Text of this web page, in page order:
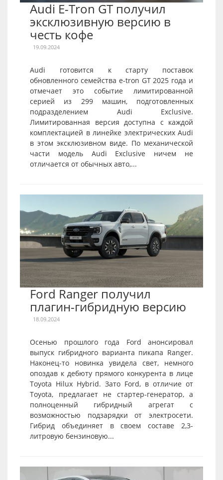
Audi E-Tron GT получил
эксклюзивную версию в
честь кофе
19.09.2024
Audi готовится к старту поставок
обновленного семейства e-tron GT 2025 года и
отмечает это событие лимитированной
серией из 299 машин, подготовленных
подразделением Audi Exclusive.
Лимитированная версия доступна с каждой
комплектацией в линейке электрических Audi
в этом эксклюзивном виде. По механической
части модель Audi Exclusive ничем не
отличается от обычных авто,...
Ford Ranger получил
плагин-гибридную версию
18.09.2024
Осенью прошлого года Ford анонсировал
выпуск гибридного варианта пикапа Ranger.
Наконец-то новинка увидела свет, немного
опоздав к дебюту прямого конкурента в лице
Toyota Hilux Hybrid. Зато Ford, в отличие от
Toyota, предлагает не стартер-генератор, а
полноценный гибридный агрегат с
возможностью подзарядки от электросети.
Гибрид объединяет в своем составе 2,3-
литровую бензиновую...